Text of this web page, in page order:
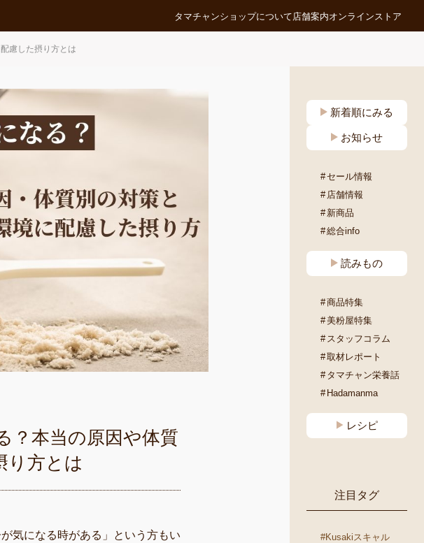
タマチャンショップについて 店舗案内オンラインストア
慮した摂り方とは
？本当の原因や体質
り方とは
気になる時がある」という方もい
新着順にみる
お知らせ
セール情報
店舗情報
新商品
総合info
読みもの
商品特集
美粉屋特集
スタッフコラム
取材レポート
タマチャン栄養話
Hadamanma
レシピ
注目タグ
#Kusakiスキャル